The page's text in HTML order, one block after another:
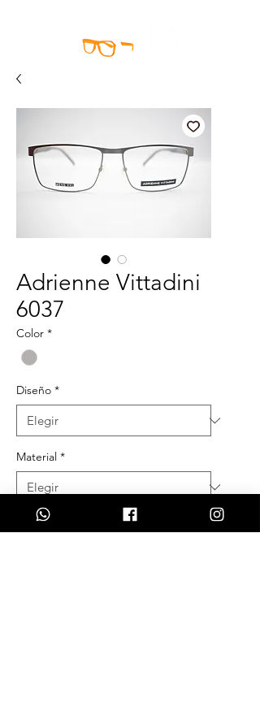
Adrienne Vittadini
6037
Color *
Diseño *
Material *
Tamaño